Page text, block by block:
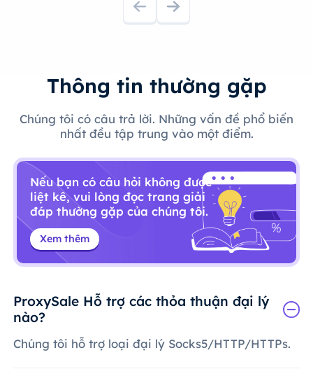
Thông tin thường gặp
Chúng tôi có câu trả lời. Những vấn đề phổ biến
nhất đều tập trung vào một điểm.
Nếu bạn có câu hỏi không được
liệt kê, vui lòng đọc trang giải
đáp thường gặp của chúng tôi.
Xem thêm
ProxySale Hỗ trợ các thỏa thuận đại lý
nào?
Chúng tôi hỗ trợ loại đại lý Socks5/HTTP/HTTPs.